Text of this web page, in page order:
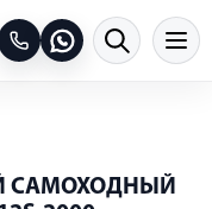
САМОХОДНЫЙ